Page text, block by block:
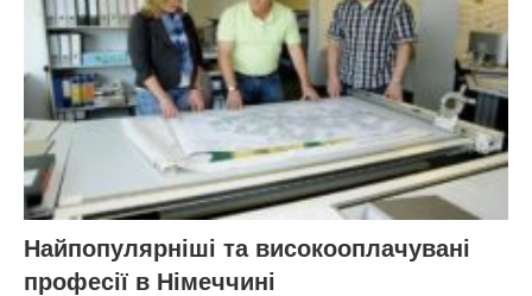
Найпопулярніші та високооплачувані
професії в Німеччині